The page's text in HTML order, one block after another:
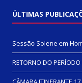
ÚLTIMAS
Sessão Solene em
RETORNO DO PERÍODO